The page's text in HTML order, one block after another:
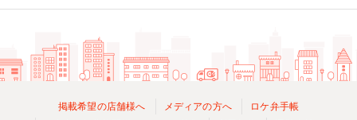
掲載希望の店舗様へ メディアの方へ
ロケ弁手帳